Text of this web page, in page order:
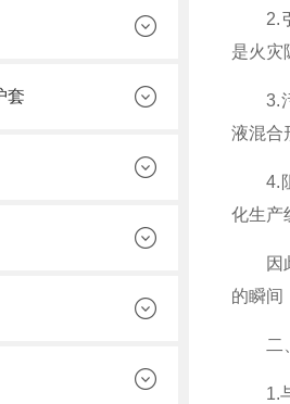
套
2.引
是火灾
3.污
液混合
4.阻
化生产
因此
的瞬间
二、
1.与